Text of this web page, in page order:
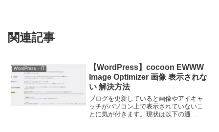
関連記事
WordPress・IT
【WordPress】cocoon EWWW
Image Optimizer 画像 表示されな
い 解決方法
ブログを更新していると画像やアイキャ
ッチがパソコン上で表示されていないこ
とに気が付きます。現状は以下の通